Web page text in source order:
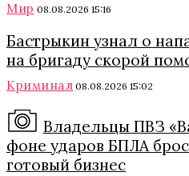
Мир 08.08.2026 15:16
Бастрыкин узнал о
на бригаду скорой
Криминал 08.08.2026 15:02
Владельцы ПВЗ
фоне ударов БПЛА
готовый бизнес